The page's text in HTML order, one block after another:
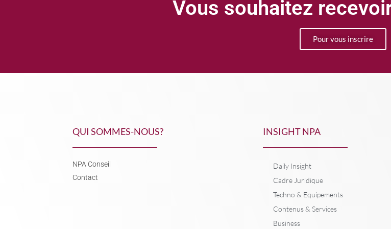
Vous souhaitez
Pour vous inscrire
QUI SOMMES-NOUS?
NPA Conseil
Contact
INSIGHT NPA
Daily Insight
Cadre Juridique
Techno & Equipements
Contenus & Services
Business